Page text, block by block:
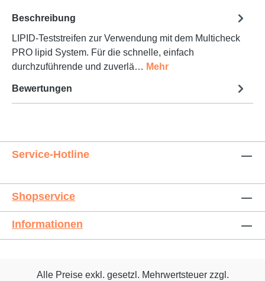
Beschreibung
LIPID-Teststreifen zur Verwendung mit dem Multicheck
PRO lipid System. Für die schnelle, einfach
durchzuführende und zuverlä… Mehr
Bewertungen
Service-Hotline
Shopservice
Informationen
Alle Preise exkl. gesetzl. Mehrwertsteuer zzgl.